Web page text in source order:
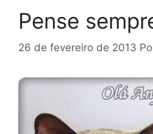
Pense
26 de fevereiro de 2013